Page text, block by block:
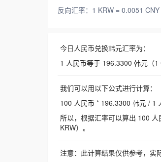
反向汇率：1 KRW = 0.0051 CNY
今日人民币兑换韩元汇率为：
1 人民币等于 196.3300 韩元（
我们可以用以下公式进行计算：
100 人民币 * 196.3300 韩元 / 1
所以，根据汇率可以算出 100
KRW）。
注意：此计算结果仅供参考，实